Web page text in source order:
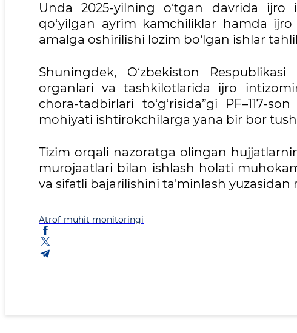
Unda 2025-yilning o‘tgan davrida ijro
qo‘yilgan ayrim kamchiliklar hamda
amalga oshirilishi lozim bo‘lgan ishlar
Shuningdek, O‘zbekiston
organlari va tashkilotlarida ijro
chora-tadbirlari to‘g‘risida”gi PF–117-
mohiyati ishtirokchilarga yana bir bor
Tizim orqali nazoratga olingan
murojaatlari bilan ishlash holati
va sifatli bajarilishini ta'minlash
Atrof-muhit monitoringi